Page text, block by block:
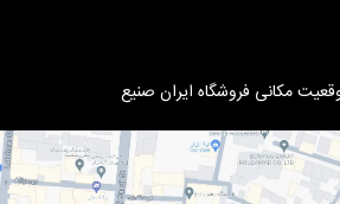
مکانی فروشگاه ایران صنیع